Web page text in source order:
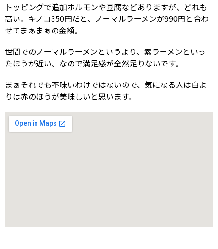
トッピングで追加ホルモンや豆腐などありますが、どれも
高い。キノコ350円だと、ノーマルラーメンが990円と合わ
せてまぁまぁの金額。
世間でのノーマルラーメンというより、素ラーメンといっ
たほうが近い。なので満足感が全然足りないです。
まぁそれでも不味いわけではないので、気になる人は白よ
りは赤のほうが美味しいと思います。